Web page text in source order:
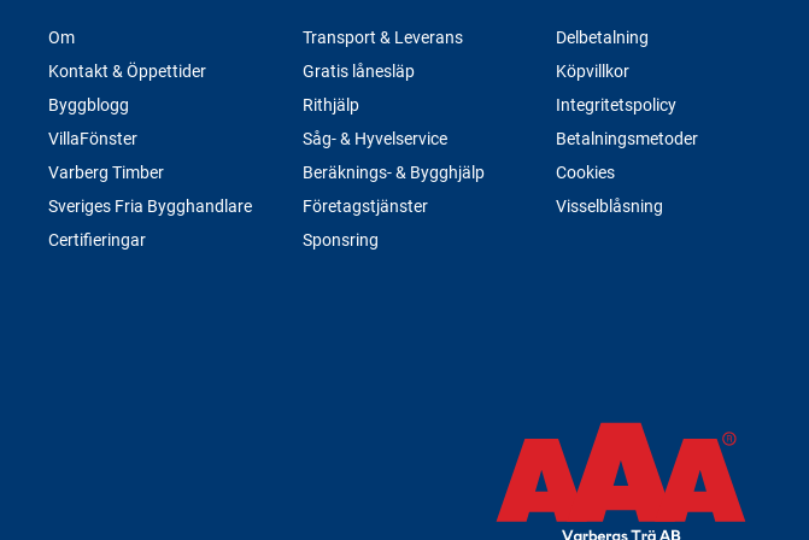
Om
Kontakt & Öppettider
Byggblogg
VillaFönster
Varberg Timber
Sveriges Fria Bygghandlare
Certifieringar
Transport & Leverans
Gratis lånesläp
Rithjälp
Såg- & Hyvelservice
Beräknings- & Bygghjälp
Företagstjänster
Sponsring
Delbetalning
Köpvillkor
Integritetspolicy
Betalningsmetoder
Cookies
Visselblåsning